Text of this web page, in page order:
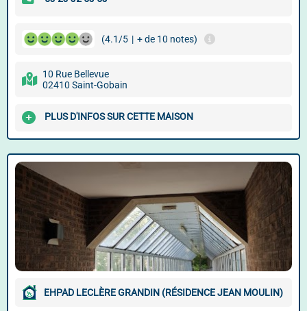
(4.1/5 | + de 10 notes)
10 Rue Bellevue
02410 Saint-Gobain
PLUS D'INFOS SUR CETTE MAISON
EHPAD LECLÈRE GRANDIN (RÉSIDENCE JEAN MOULIN)